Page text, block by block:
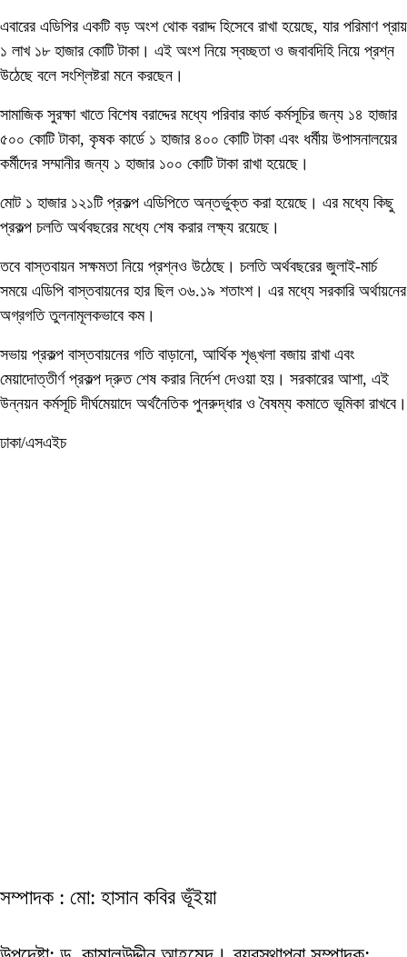
এবারের এডিপির একটি বড় অংশ থোক বরাদ্দ হিসেবে রাখা হয়েছে, যার পরিমাণ প্রায়
১ লাখ ১৮ হাজার কোটি টাকা। এই অংশ নিয়ে স্বচ্ছতা ও জবাবদিহি নিয়ে প্রশ্ন
উঠেছে বলে সংশ্লিষ্টরা মনে করছেন।
সামাজিক সুরক্ষা খাতে বিশেষ বরাদ্দের মধ্যে পরিবার কার্ড কর্মসূচির জন্য ১৪ হাজার
৫০০ কোটি টাকা, কৃষক কার্ডে ১ হাজার ৪০০ কোটি টাকা এবং ধর্মীয় উপাসনালয়ের
কর্মীদের সম্মানীর জন্য ১ হাজার ১০০ কোটি টাকা রাখা হয়েছে।
মোট ১ হাজার ১২১টি প্রকল্প এডিপিতে অন্তর্ভুক্ত করা হয়েছে। এর মধ্যে কিছু
প্রকল্প চলতি অর্থবছরের মধ্যে শেষ করার লক্ষ্য রয়েছে।
তবে বাস্তবায়ন সক্ষমতা নিয়ে প্রশ্নও উঠেছে। চলতি অর্থবছরের জুলাই-মার্চ
সময়ে এডিপি বাস্তবায়নের হার ছিল ৩৬.১৯ শতাংশ। এর মধ্যে সরকারি অর্থায়নের
অগ্রগতি তুলনামূলকভাবে কম।
সভায় প্রকল্প বাস্তবায়নের গতি বাড়ানো, আর্থিক শৃঙ্খলা বজায় রাখা এবং
মেয়াদোত্তীর্ণ প্রকল্প দ্রুত শেষ করার নির্দেশ দেওয়া হয়। সরকারের আশা, এই
উন্নয়ন কর্মসূচি দীর্ঘমেয়াদে অর্থনৈতিক পুনরুদ্ধার ও বৈষম্য কমাতে ভূমিকা রাখবে।
ঢাকা/এসএইচ
সম্পাদক : মো: হাসান কবির ভূঁইয়া